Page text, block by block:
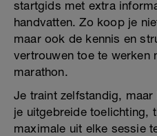
startgids met extra
handvatten. Zo koop je
maar ook de kennis en
vertrouwen toe te werken
marathon.
Je traint zelfstandig,
je uitgebreide toelichting,
maximale uit elke sessie